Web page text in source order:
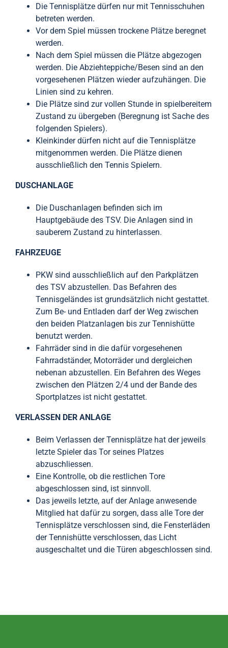
Die Tennisplätze dürfen nur mit Tennisschuhen
betreten werden.
Vor dem Spiel müssen trockene Plätze beregnet
werden.
Nach dem Spiel müssen die Plätze abgezogen
werden. Die Abziehteppiche/Besen sind an den
vorgesehenen Plätzen wieder aufzuhängen. Die
Linien sind zu kehren.
Die Plätze sind zur vollen Stunde in spielbereitem
Zustand zu übergeben (Beregnung ist Sache des
folgenden Spielers).
Kleinkinder dürfen nicht auf die Tennisplätze
mitgenommen werden. Die Plätze dienen
ausschließlich den Tennis Spielern.
DUSCHANLAGE
Die Duschanlagen befinden sich im
Hauptgebäude des TSV. Die Anlagen sind in
sauberem Zustand zu hinterlassen.
FAHRZEUGE
PKW sind ausschließlich auf den Parkplätzen
des TSV abzustellen. Das Befahren des
Tennisgeländes ist grundsätzlich nicht gestattet.
Zum Be- und Entladen darf der Weg zwischen
den beiden Platzanlagen bis zur Tennishütte
benutzt werden.
Fahrräder sind in die dafür vorgesehenen
Fahrradständer, Motorräder und dergleichen
nebenan abzustellen. Ein Befahren des Weges
zwischen den Plätzen 2/4 und der Bande des
Sportplatzes ist nicht gestattet.
VERLASSEN DER ANLAGE
Beim Verlassen der Tennisplätze hat der jeweils
letzte Spieler das Tor seines Platzes
abzuschliessen.
Eine Kontrolle, ob die restlichen Tore
abgeschlossen sind, ist sinnvoll.
Das jeweils letzte, auf der Anlage anwesende
Mitglied hat dafür zu sorgen, dass alle Tore der
Tennisplätze verschlossen sind, die Fensterläden
der Tennishütte verschlossen, das Licht
ausgeschaltet und die Türen abgeschlossen sind.